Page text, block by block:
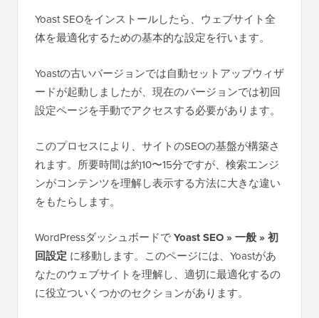
Yoast SEOをインストールしたら、ウェブサイト全
体を最適化するための基本的な設定を行います。
Yoastの古いバージョンでは自動セットアップウィザ
ードが起動しましたが、現在のバージョンでは初回
設定ページを手動でアクセスする必要があります。
このプロセスにより、サイトのSEOの基盤が構築さ
れます。所要時間は約10〜15分ですが、検索エンジ
ンがコンテンツを理解し表示する方法に大きな違い
をもたらします。
WordPressダッシュボードでYoast SEO » 一般 » 初
回設定 に移動します。このページには、Yoastがあ
なたのウェブサイトを理解し、適切に最適化するの
に役立ついくつかのセクションがあります。